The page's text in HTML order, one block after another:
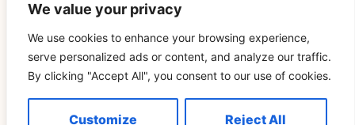
We value your privacy
We use cookies to enhance your browsing experience,
serve personalized ads or content, and analyze our traffic.
By clicking "Accept All", you consent to our use of cookies.
Customize Reject All
inspirierten praktischen Schritte anwenden, können Sie Ihre
Zwillingsflammenerfahrung mit größerer Zuversicht und
spiritueller Einsicht meistern und so das Wachstum sowohl
des Einzelnen als auch des vereinten Paares fördern.
Signal, das auf diejenigen zugeschnitten ist, die sich auf der